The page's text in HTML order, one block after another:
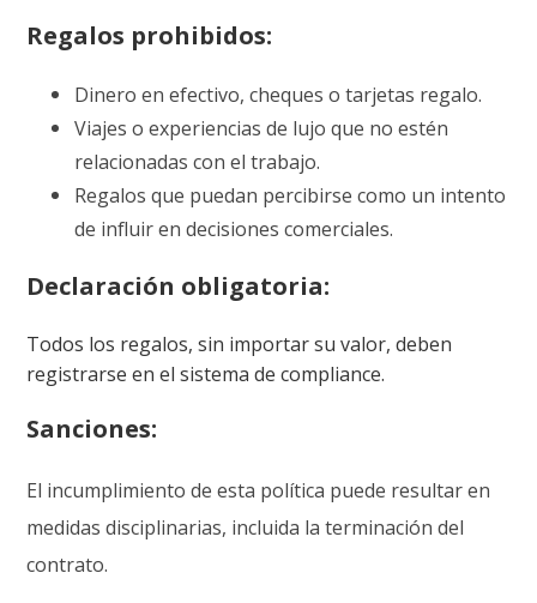
Regalos prohibidos:
Dinero en efectivo, cheques o tarjetas regalo.
Viajes o experiencias de lujo que no estén
relacionadas con el trabajo.
Regalos que puedan percibirse como un intento
de influir en decisiones comerciales.
Declaración obligatoria:
Todos los regalos, sin importar su valor, deben
registrarse en el sistema de compliance.
Sanciones:
El incumplimiento de esta política puede resultar en
medidas disciplinarias, incluida la terminación del
contrato.